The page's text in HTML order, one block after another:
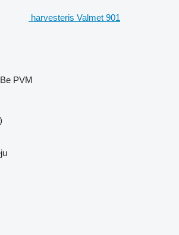
harvesteris Valmet 901
Be PVM